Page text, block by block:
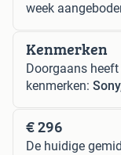
week
Kenmerken
Doorgaans heeft
kenmerken:
€ 296
De huidige